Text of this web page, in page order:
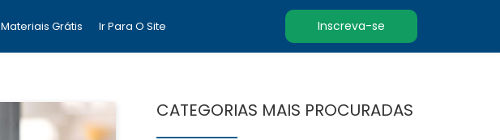
Materiais Grátis Ir Para O Site Inscreva-se
CATEGORIAS MAIS PROCURADAS